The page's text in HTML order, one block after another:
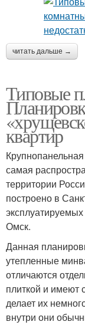
читать дальше →
Типовые
квартир
самая
территории
построено в
Омск.
Данная
утепленные
отличаются
плиткой и имеют
делает их
внутри они